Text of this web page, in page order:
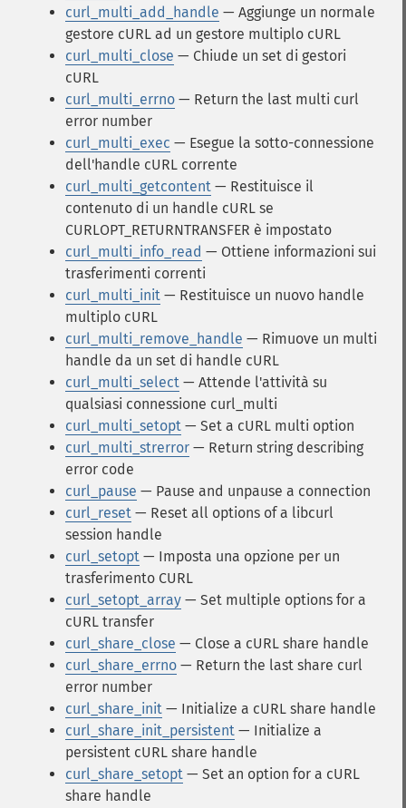
curl_multi_add_handle — Aggiunge un normale
gestore cURL ad un gestore multiplo cURL
curl_multi_close — Chiude un set di gestori
cURL
curl_multi_errno — Return the last multi curl
error number
curl_multi_exec — Esegue la sotto-connessione
dell'handle cURL corrente
curl_multi_getcontent — Restituisce il
contenuto di un handle cURL se
CURLOPT_RETURNTRANSFER è impostato
curl_multi_info_read — Ottiene informazioni sui
trasferimenti correnti
curl_multi_init — Restituisce un nuovo handle
multiplo cURL
curl_multi_remove_handle — Rimuove un multi
handle da un set di handle cURL
curl_multi_select — Attende l'attività su
qualsiasi connessione curl_multi
curl_multi_setopt — Set a cURL multi option
curl_multi_strerror — Return string describing
error code
curl_pause — Pause and unpause a connection
curl_reset — Reset all options of a libcurl
session handle
curl_setopt — Imposta una opzione per un
trasferimento CURL
curl_setopt_array — Set multiple options for a
cURL transfer
curl_share_close — Close a cURL share handle
curl_share_errno — Return the last share curl
error number
curl_share_init — Initialize a cURL share handle
curl_share_init_persistent — Initialize a
persistent cURL share handle
curl_share_setopt — Set an option for a cURL
share handle